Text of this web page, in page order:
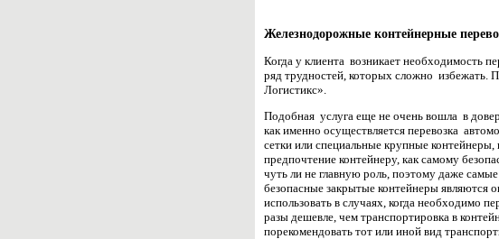
Железнодорожные контейнерные
Когда у клиента возникает необходимость
ряд трудностей, которых сложно избежать.
Логистикс».
Подобная услуга еще не очень вошла в
как именно осуществляется перевозка
сетки или специальные крупные
предпочтение контейнеру, как самому
чуть ли не главную роль, поэтому даже
безопасные закрытые контейнеры являются
использовать в случаях, когда необходимо
разы дешевле, чем транспортировка в
порекомендовать тот или иной вид